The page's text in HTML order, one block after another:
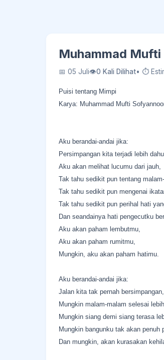
Muhammad
📅 05 Juli👁0 Kali Dilihat• ⏱
Puisi tentang Mimpi
Karya: Muhammad Mufti
Aku berandai-andai jika:
Persimpangan kita terjadi lebih
Aku akan melihat lucumu dari jauh,
Tak tahu sedikit pun tentang
Tak tahu sedikit pun mengenai
Tak tahu sedikit pun perihal hati
Dan seandainya hati pengecutku
Aku akan paham lembutmu,
Aku akan paham rumitmu,
Mungkin, aku akan paham hatimu.
Aku berandai-andai jika:
Jalan kita tak pernah bersimpangan,
Mungkin malam-malam selesai
Mungkin siang demi siang terasa
Mungkin bangunku tak akan penuh
Dan mungkin, akan kurasakan